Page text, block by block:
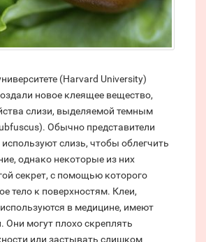
(Harvard University)
новое клеящее вещество,
слизи, выделяемой темным
Обычно представители
используют слизь, чтобы облегчить
однако некоторые из них
секрет, с помощью которого
тело к поверхностям. Клеи,
в медицине, имеют
Они могут плохо скреплять
или застывать слишком